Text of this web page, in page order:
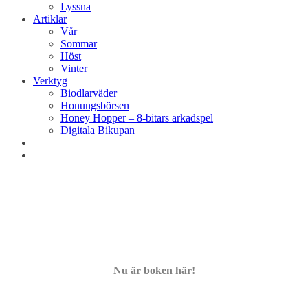
Lyssna
Artiklar
Vår
Sommar
Höst
Vinter
Verktyg
Biodlarväder
Honungsbörsen
Honey Hopper – 8-bitars arkadspel
Digitala Bikupan
Nu är boken här!